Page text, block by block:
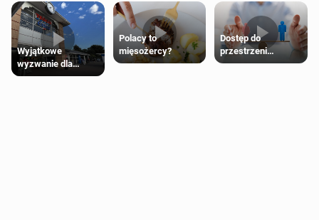
Wyjątkowe
wyzwanie dla
posiadaczy kart
Polacy to
mięsożercy?
Dostęp do
przestrzeni
przeznaczonych